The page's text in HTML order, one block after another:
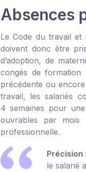
Absences
Le Code du travail et
doivent donc être
d’adoption, de
congés de formation
précédente ou
travail, les salariés
4 semaines pour
ouvrables par mois
professionnelle.
Précision
le salarié